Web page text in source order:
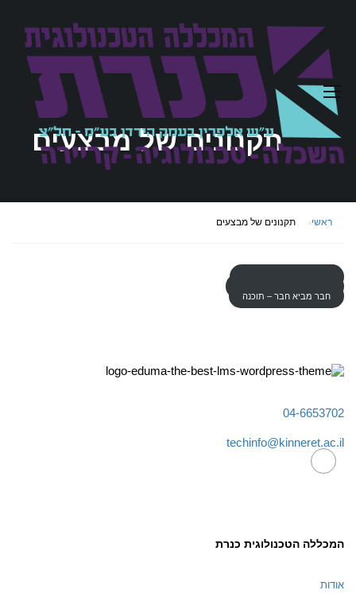
תקנונים של מבצעים
ראשי תקנונים של מבצעים
חבר מביא חבר – תוכנה
04-6653702
techinfo@kinneret.ac.il
המכללה הטכנולוגית כנרת
אודות